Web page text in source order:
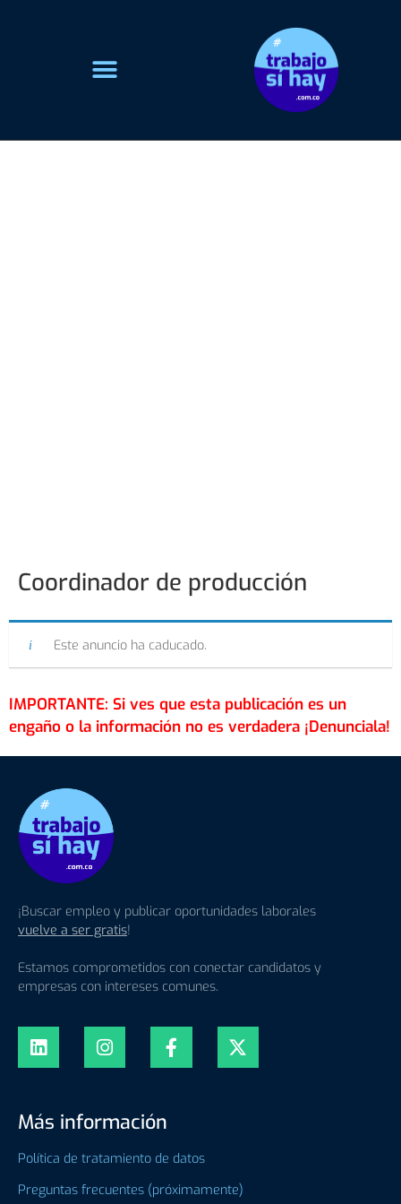
Coordinador de producción
Este anuncio ha caducado.
¡Buscar empleo y publicar oportunidades laborales
vuelve a ser gratis!
Estamos comprometidos con conectar candidatos y
empresas con intereses comunes.
Más información
Política de tratamiento de datos
Preguntas frecuentes (próximamente)